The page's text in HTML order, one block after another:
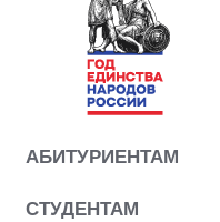
АБИТУРИЕНТАМ
СТУДЕНТАМ